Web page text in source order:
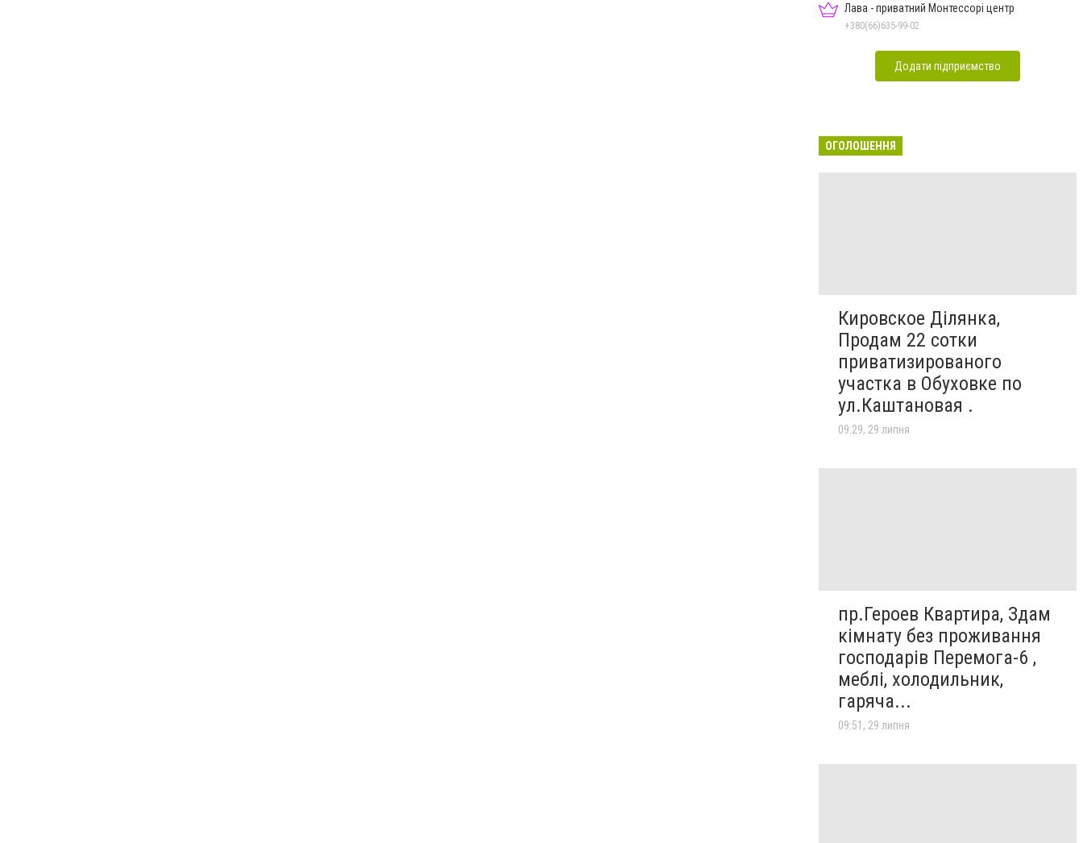
Лава - приватний Монтессорі центр
+380(66)635-99-02
Додати підприємство
ОГОЛОШЕННЯ
Кировское Ділянка,
Продам 22 сотки
приватизированого
участка в Обуховке по
ул.Каштановая .
09:29, 29 липня
пр.Героев Квартира, Здам
кімнату без проживання
господарів Перемога-6 ,
меблі, холодильник,
гаряча...
09:51, 29 липня